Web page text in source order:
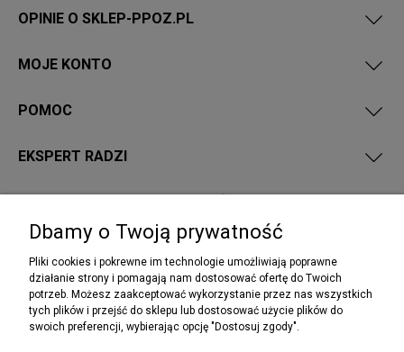
OPINIE O SKLEP-PPOZ.PL
MOJE KONTO
POMOC
EKSPERT RADZI
NEWSLETTER
Podaj swój adres e-mail, jeżeli chcesz otrzymywać
Dbamy o Twoją prywatność
Pliki cookies i pokrewne im technologie umożliwiają poprawne
działanie strony i pomagają nam dostosować ofertę do Twoich
potrzeb. Możesz zaakceptować wykorzystanie przez nas wszystkich
tych plików i przejść do sklepu lub dostosować użycie plików do
swoich preferencji, wybierając opcję "Dostosuj zgody".